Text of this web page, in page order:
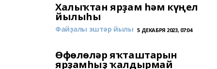
Халыҡтан ярҙам һәм күңел
йылыһы
Файҙалы эштәр йылы 5 ДЕКАБРЯ 2023, 07:04
Өфөлөләр яҡташтарын
ярҙамһыҙ ҡалдырмай